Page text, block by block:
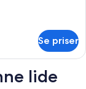
Se priser
lide